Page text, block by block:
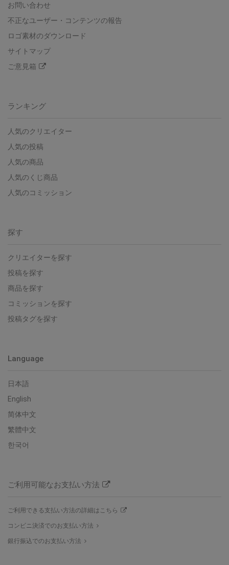
お問い合わせ
不正なユーザー・コンテンツの報告
ロゴ素材のダウンロード
サイトマップ
ご意見箱
ランキング
人気のクリエイター
人気の投稿
人気の商品
人気のくじ商品
人気のコミッション
探す
クリエイターを探す
投稿を探す
商品を探す
コミッションを探す
投稿タグを探す
Language
日本語
English
简体中文
繁體中文
한국어
ご利用可能なお支払い方法
ご利用できる支払い方法の詳細はこちら
コンビニ決済でのお支払い方法
銀行振込でのお支払い方法